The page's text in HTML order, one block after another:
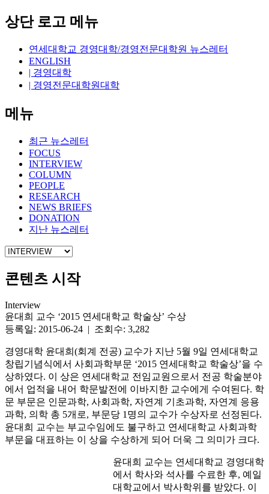
상단 로고 메뉴
연세대학교 경영대학/경영전문대학원 뉴스레터
ENGLISH
| 경영대학
| 경영전문대학원대학
메뉴
최근 뉴스레터
FOCUS
INTERVIEW
COLUMN
PEOPLE
RESEARCH
NEWS BRIEFS
DONATION
지난 뉴스레터
콘텐츠 시작
Interview
윤대희 교수 ‘2015 연세대학교 학술상’ 수상
등록일: 2015-06-24 | 조회수: 3,282
경영대학 윤대희(회계 전공) 교수가 지난 5월 9일 연세대학교
창립기념식에서 사회과학부문 ‘2015 연세대학교 학술상’을 수
상하였다. 이 상은 연세대학교 전임교원으로서 전공 학술분야
에서 업적을 내어 학문발전에 이바지한 교수에게 수여된다. 학
문 부문은 인문과학, 사회과학, 자연계 기초과학, 자연계 응용
과학, 의학 총 5개로, 부문당 1명의 교수가 수상자로 선정된다.
윤대희 교수는 부교수임에도 불구하고 연세대학교 사회과학
부문을 대표하는 이 상을 수상하게 되어 더욱 그 의미가 크다.
윤대희 교수는 연세대학교 경영대학
에서 학사와 석사를 수료한 후, 예일
대학교에서 박사학위를 받았다. 이